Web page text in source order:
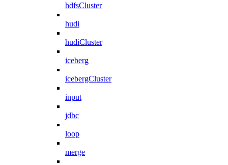
hdfsCluster
hudi
hudiCluster
iceberg
icebergCluster
input
jdbc
loop
merge